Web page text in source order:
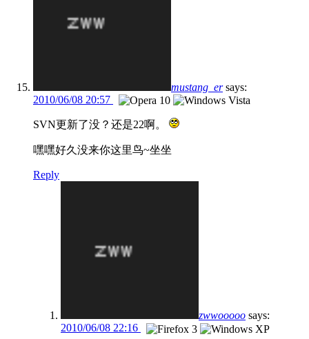
mustang_er says:
2010/06/08 20:57
SVN更新了没？还是22啊。
嘿嘿好久没来你这里鸟~坐坐
Reply
zwwooooo says:
2010/06/08 22:16